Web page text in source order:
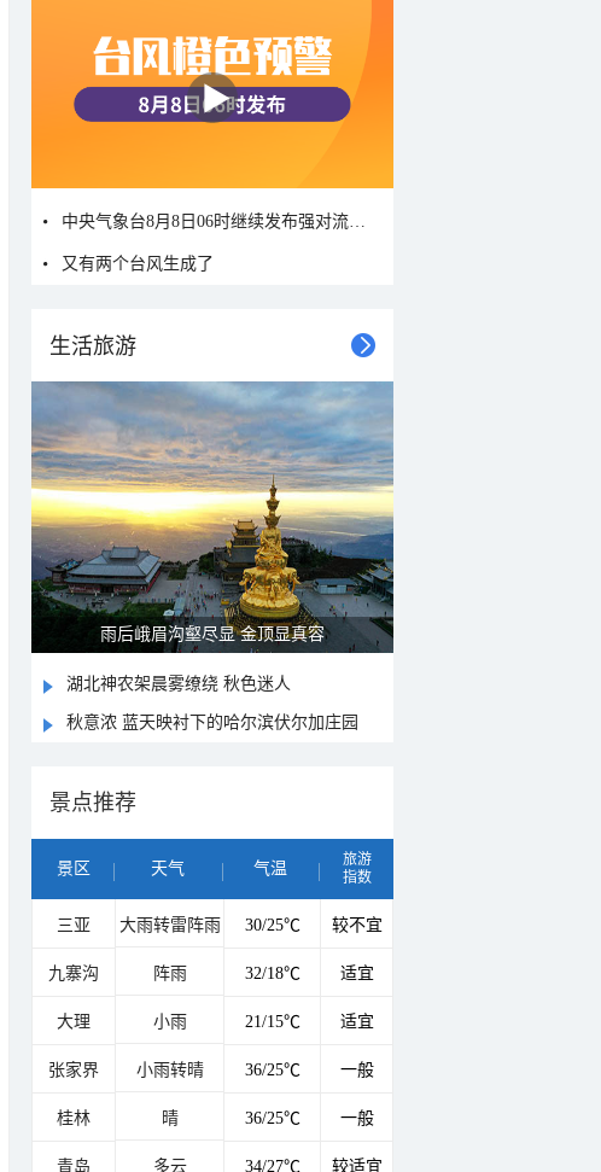
又有两个台风生成了
生活旅游
雨后峨眉沟壑尽显 金顶显真容
湖北神农架晨雾缭绕 秋色迷人
秋意浓 蓝天映衬下的哈尔滨伏尔加庄园
景点推荐
景区 天气 气温
旅游
指数
三亚 大雨转雷阵雨 30/25℃ 较不宜
九寨沟 阵雨 32/18℃ 适宜
大理 小雨 21/15℃ 适宜
张家界 小雨转晴 36/25℃ 一般
桂林 晴 36/25℃ 一般
青岛 多云 34/27℃ 较适宜